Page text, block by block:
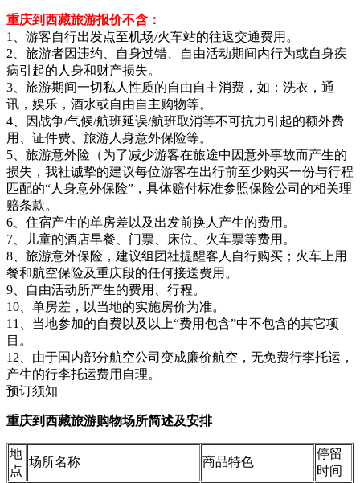
重庆到西藏旅游报价不含：
1、游客自行出发点至机场/火车站的往返交通费用。
2、旅游者因违约、自身过错、自由活动期间内行为或自身疾
病引起的人身和财产损失。
3、旅游期间一切私人性质的自由自主消费，如：洗衣，通
讯，娱乐，酒水或自由自主购物等。
4、因战争/气候/航班延误/航班取消等不可抗力引起的额外费
用、证件费、旅游人身意外保险等。
5、旅游意外险（为了减少游客在旅途中因意外事故而产生的
损失，我社诚挚的建议每位游客在出行前至少购买一份与行程
匹配的“人身意外保险”，具体赔付标准参照保险公司的相关理
赔条款。
6、住宿产生的单房差以及出发前换人产生的费用。
7、儿童的酒店早餐、门票、床位、火车票等费用。
8、旅游意外保险，建议组团社提醒客人自行购买；火车上用
餐和航空保险及重庆段的任何接送费用。
9、自由活动所产生的费用、行程。
10、单房差，以当地的实施房价为准。
11、当地参加的自费以及以上“费用包含”中不包含的其它项
目。
12、由于国内部分航空公司变成廉价航空，无免费行李托运，
产生的行李托运费用自理。
预订须知
重庆到西藏旅游购物场所简述及安排
地
点
场所名称 商品特色
停留
时间